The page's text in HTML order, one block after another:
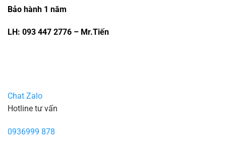
Bảo hành 1 năm
LH: 093 447 2776 – Mr.Tiến
Chat Zalo
Hotline tư vấn
0936999 878